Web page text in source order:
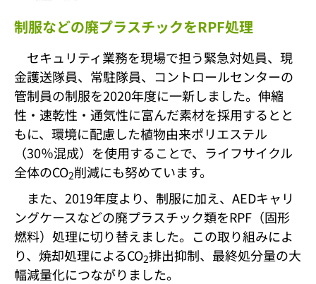
制服などの廃プラスチックをRPF処理
セキュリティ業務を現場で担う緊急対処員、現
金護送隊員、常駐隊員、コントロールセンターの
管制員の制服を2020年度に一新しました。伸縮
性・速乾性・通気性に富んだ素材を採用するとと
もに、環境に配慮した植物由来ポリエステル
（30％混成）を使用することで、ライフサイクル
全体のCO2削減にも努めています。
また、2019年度より、制服に加え、AEDキャリ
ングケースなどの廃プラスチック類をRPF（固形
燃料）処理に切り替えました。この取り組みによ
り、焼却処理によるCO2排出抑制、最終処分量の大
幅減量化につながりました。